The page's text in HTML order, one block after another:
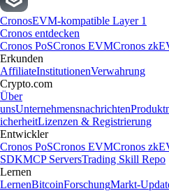
CronosEVM-kompatible Layer 1
Cronos entdecken
Cronos PoSCronos EVMCronos
Erkunden
AffiliateInstitutionenVerwahrung
Crypto.com
Über
unsUnternehmensnachrichten
icherheitLizenzen & Registrierung
Entwickler
Cronos PoSCronos EVMCronos
SDKMCP ServersTrading Skill Repo
Lernen
LernenBitcoinForschungMarkt-